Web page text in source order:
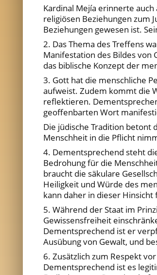
Kardinal Mejía erinnerte
religiösen Beziehungen zum
Beziehungen gewesen ist.
2. Das Thema des Treffens
Manifestation des Bildes von
das biblische Konzept der
3. Gott hat die menschliche
aufweist. Zudem kommt die
reflektieren.
geoffenbarten Wort
Die jüdische Tradition betont
Menschheit in die Pflicht
4. Dementsprechend steht
Bedrohung für die
braucht die säkulare
Heiligkeit und Würde des
kann daher in dieser
5. Während der Staat im
Gewissensfreiheit
Dementsprechend ist er
Ausübung von Gewalt, und
6. Zusätzlich zum Respekt
Dementsprechend ist es